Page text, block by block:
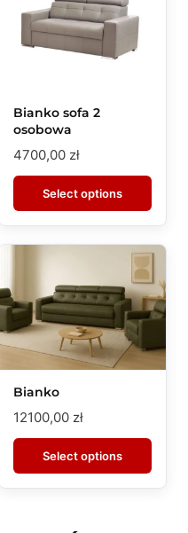
Bianko sofa 2
osobowa
4700,00 zł
Select options
Bianko
12100,00 zł
Select options